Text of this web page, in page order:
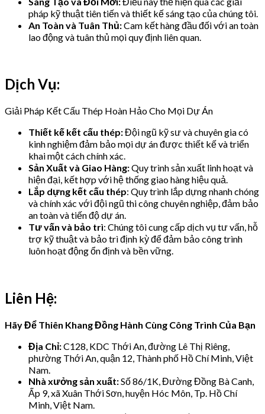
pháp kỹ thuật tiên tiến và thiết kế sáng tạo của chúng tôi.
An Toàn và Tuân Thủ:Cam kết hàng đầu đối với an toàn
lao động và tuân thủ mọi quy định liên quan.
Dịch Vụ:
Giải Pháp Kết Cấu Thép Hoàn Hảo Cho Mọi Dự Án
Thiết kế kết cấu thép:Đội ngũ kỹ sư và chuyên gia có
kinh nghiệm đảm bảo mọi dự án được thiết kế và triển
khai một cách chính xác.
Sản Xuất và Giao Hàng:Quy trình sản xuất linh hoạt và
hiện đại, kết hợp với hệ thống giao hàng hiệu quả.
Lắp dựng kết cấu thép: Quy trình lắp dựng nhanh chóng
và chính xác với đội ngũ thi công chuyên nghiệp, đảm bảo
an toàn và tiến độ dự án.
Tư vấn và bảo trì: Chúng tôi cung cấp dịch vụ tư vấn, hỗ
trợ kỹ thuật và bảo trì định kỳ để đảm bảo công trình
luôn hoạt động ổn định và bền vững.
Liên Hệ:
Hãy Để Thiên Khang Đồng Hành Cùng Công Trình Của Bạn
Địa Chỉ:C128, KDC Thới An, đường Lê Thị Riêng,
phường Thới An, quận 12, Thành phố Hồ Chí Minh, Việt
Nam.
Nhà xưởng sản xuất:Số 86/1K, Đường Đồng Bà Canh,
Ấp 9, xã Xuân Thới Sơn, huyện Hóc Môn, Tp. Hồ Chí
Minh, Việt Nam.